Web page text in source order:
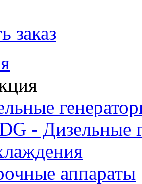
заказ
- Дизельные
аппараты